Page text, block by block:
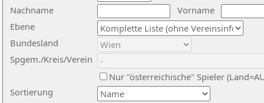
Nachname
Vorname
Ebene
Sortierung
Bundesland
Spgem./Kreis/Verein
Nur "österreichische" Spieler